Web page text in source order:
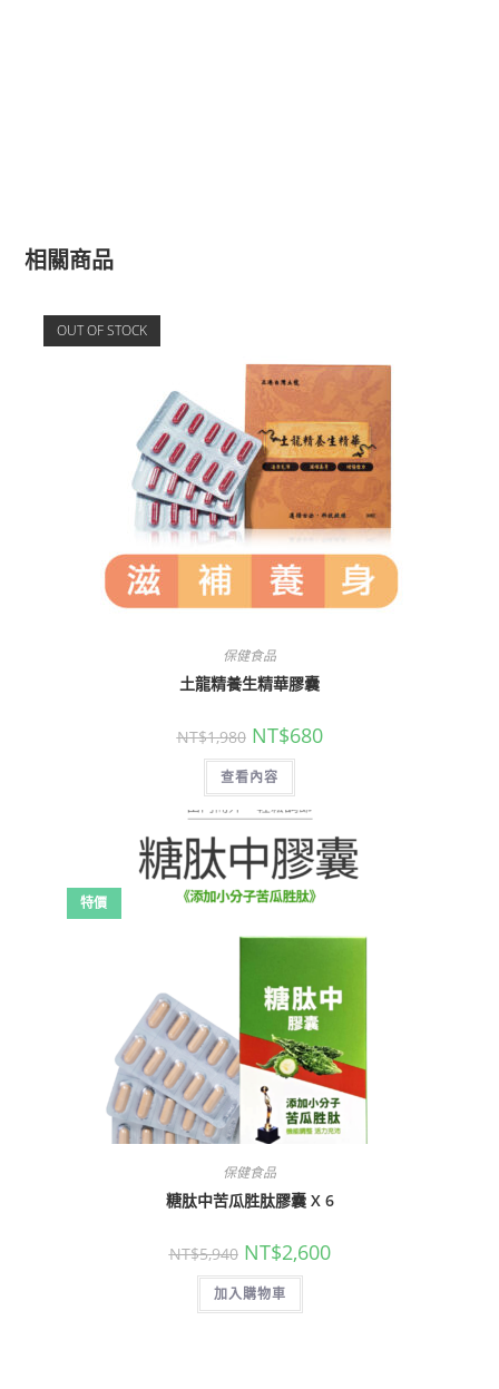
相關商品
OUT OF STOCK
保健食品
土龍精養生精華膠囊
NT$1,980 NT$680
查看內容
特價
保健食品
糖肽中苦瓜胜肽膠囊 X 6
NT$5,940 NT$2,600
加入購物車